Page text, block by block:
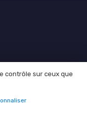
vos projets web
contrôle sur ceux que